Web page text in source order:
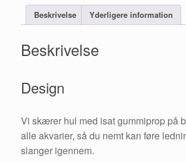
Beskrivelse Yderligere information
Beskrivelse
Design
Vi skærer hul med isat gummiprop på
alle akvarier, så du nemt kan føre
slanger igennem.